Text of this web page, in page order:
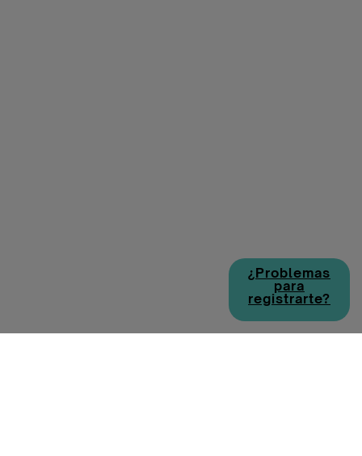
¿Problemas
para
registrarte?